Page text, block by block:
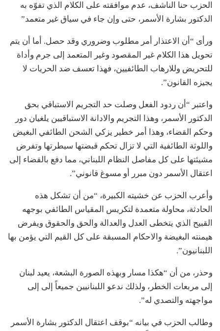
الحزب حنا الناشف، عدم موافقته على الكلام الذي تفوّه به
الدكتور بشارة الأسمر، حتى وإن جاء في سياق غير متعمد”
ورأى “أن الاعتذار أمر مطلوب وضروري وقد حصل. أما أن يتم
تحويل هذا الكلام غير المقصود وغير المتعمد إلى جرم وأداة
للتحريض وللارهاب الطائفيين، فهذا تعسف ضد الحريات لا
يجيزه القانون”.
واعتبر “أن ردود الفعل وصلت حد التجريم الاستباقي بحق
الدكتور الأسمر، وهذا التجريم والادانة الاستباقيين يلغيان دور
وحكم القضاء، وهذا أمر خطير يزكي الشحن الطائفي البغيض
واللوثة الطائفية التي لا تزال تحكم قبضتها سيطرتها وتفرض
مشيئتها على كل مفاصل النظام اللبناني، مما دفع بالقضاء إلى
اعتقال الأسمر دون مبرر أو مسوغ قانوني”.
وأعرب الحزب عن خشيته الكبيرة، “من أن تشكل هذه
الحادثة، محاولة متعمدة لتكريس المقياس الطائفي بوجهه
القبيح الذي يتخطى العدل والعدالة والحق والحقوق ويفرض
هيمنته البغيضة والاحكام المسبقة على كل القيم التي يؤمن بها
اللبنانيون”.
وحذر، من أن “هكذا مسار وبهذه الصورة البشعة، يعيد لبنان
إلى مربعات الخطر، ولذلك ندعو اللبنانيين جميعاً إلى إلى
مواجهته والتصدي له”.
وطالب الحزب في بيانه “بوقف اعتقال الدكتور بشارة الأسمر